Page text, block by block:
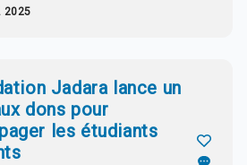
2025
Jadara lance un
dons pour
les étudiants